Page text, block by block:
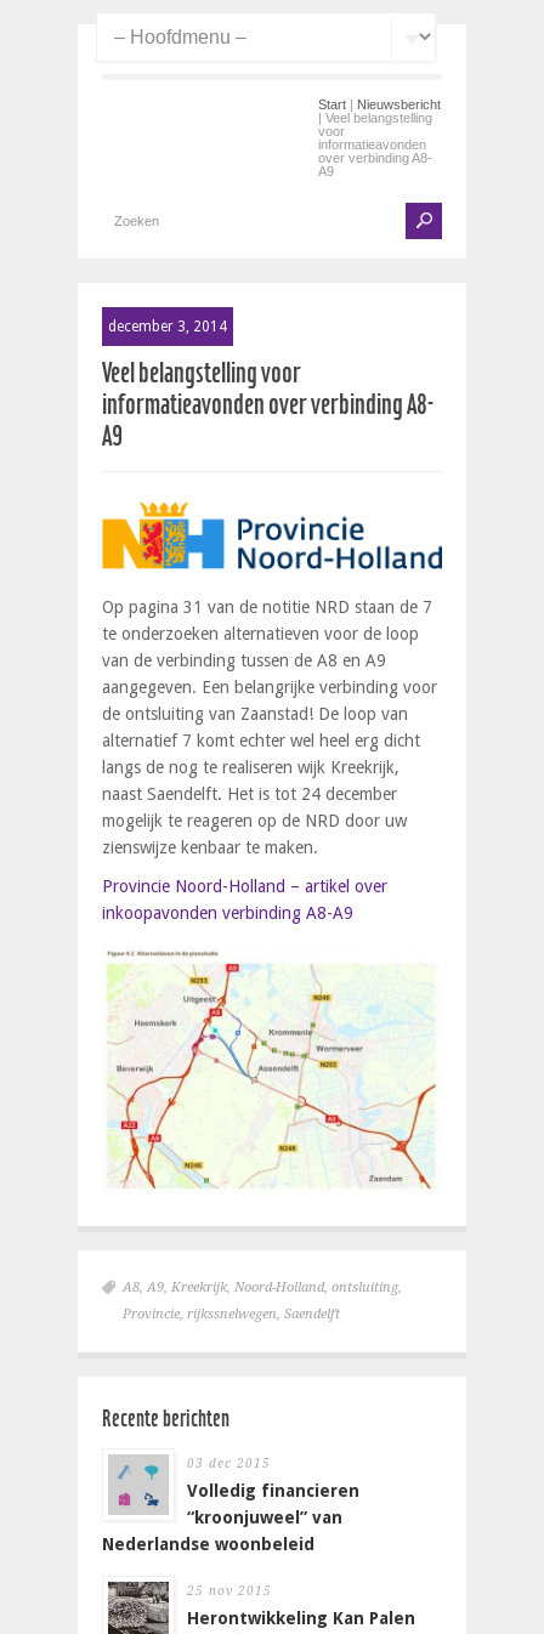
Start | Nieuwsbericht
| Veel belangstelling
voor
informatieavonden
over verbinding A8-
A9
december 3, 2014
Veel belangstelling voor
informatieavonden over verbinding A8-
A9
Op pagina 31 van de notitie NRD staan de 7
te onderzoeken alternatieven voor de loop
van de verbinding tussen de A8 en A9
aangegeven. Een belangrijke verbinding voor
de ontsluiting van Zaanstad! De loop van
alternatief 7 komt echter wel heel erg dicht
langs de nog te realiseren wijk Kreekrijk,
naast Saendelft. Het is tot 24 december
mogelijk te reageren op de NRD door uw
zienswijze kenbaar te maken.
Provincie Noord-Holland – artikel over
inkoopavonden verbinding A8-A9
A8,A9, Kreekrijk, Noord-Holland, ontsluiting,
Provincie, rijkssnelwegen, Saendelft
Recente berichten
03 dec 2015
Volledig financieren
“kroonjuweel” van
Nederlandse woonbeleid
25 nov 2015
Herontwikkeling Kan Palen